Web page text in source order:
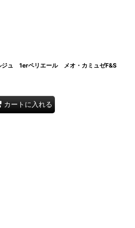
ジュ 1erペリエール メオ・カミュゼF&S
カートに入れる